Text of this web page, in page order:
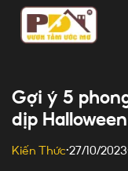
Skip
content
Gợi ý 5
dịp Halloween
Kiến Thức•27/10/2023